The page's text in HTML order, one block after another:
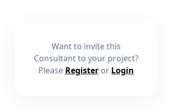
Want to invite this
Consultant to your project?
Please Registeror Login